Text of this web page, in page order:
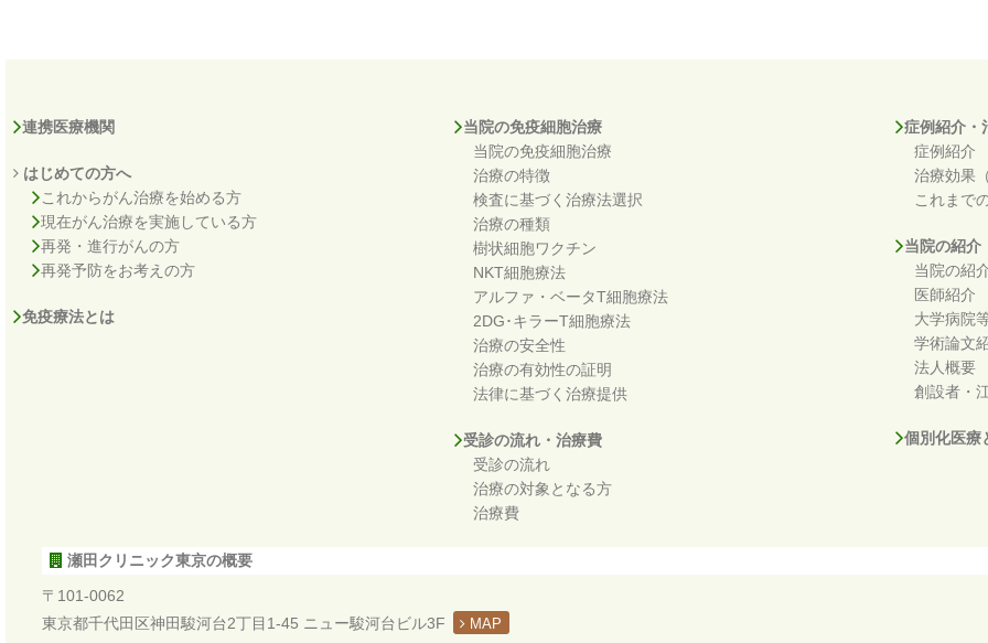
連携医療機関
はじめての方へ
これからがん治療を始める方
現在がん治療を実施している方
再発・進行がんの方
再発予防をお考えの方
免疫療法とは
当院の免疫細胞治療
当院の免疫細胞治療
治療の特徴
検査に基づく治療法選択
治療の種類
樹状細胞ワクチン
NKT細胞療法
アルファ・ベータT細胞療法
2DG･キラーT細胞療法
治療の安全性
治療の有効性の証明
法律に基づく治療提供
受診の流れ・治療費
受診の流れ
治療の対象となる方
治療費
症例紹介・
症例紹介
治療効果
これまで
当院の紹介
当院の紹
医師紹介
大学病院
学術論文
法人概要
創設者・
個別化医療
瀬田クリニック東京の概要
〒101-0062
東京都千代田区神田駿河台2丁目1-45 ニュー駿河台ビル3F
MAP